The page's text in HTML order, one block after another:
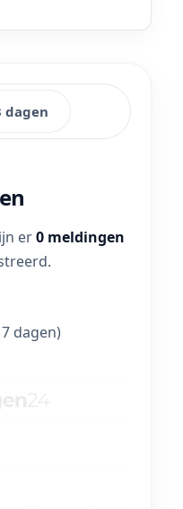
dagen
er0 meldingen
dagen)